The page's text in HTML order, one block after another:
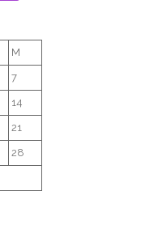
M
7
14
21
28